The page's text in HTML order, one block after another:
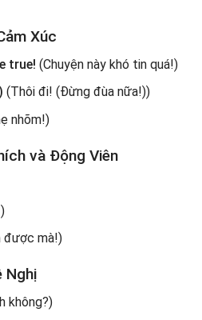
Xúc
true! (Chuyện này khó tin quá!)
(Thôi đi! (Đừng đùa nữa!))
nhõm!)
và Động Viên
được mà!)
Nghị
không?)